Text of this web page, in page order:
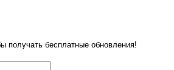
получать бесплатные обновления!